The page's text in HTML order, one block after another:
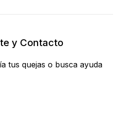
y Contacto
tus quejas o busca ayuda